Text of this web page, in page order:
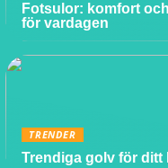
Fotsulor: komfort
för vardagen
TRENDER
Trendiga golv för ditt